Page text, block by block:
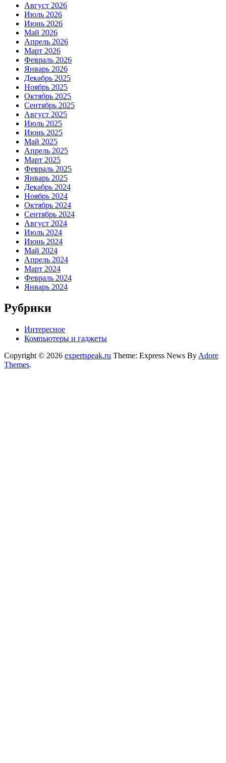
Август 2026
Июль 2026
Июнь 2026
Май 2026
Апрель 2026
Март 2026
Февраль 2026
Январь 2026
Декабрь 2025
Ноябрь 2025
Октябрь 2025
Сентябрь 2025
Август 2025
Июль 2025
Июнь 2025
Май 2025
Апрель 2025
Март 2025
Февраль 2025
Январь 2025
Декабрь 2024
Ноябрь 2024
Октябрь 2024
Сентябрь 2024
Август 2024
Июль 2024
Июнь 2024
Май 2024
Апрель 2024
Март 2024
Февраль 2024
Январь 2024
Рубрики
Интересное
Компьютеры и гаджеты
Copyright © 2026 expertspeak.ru Theme: Express News By Adore
Themes.